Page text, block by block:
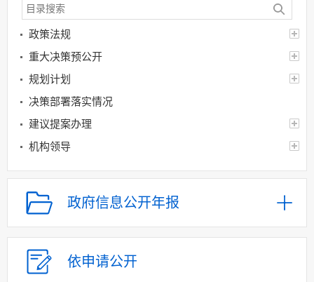
政策法规
重大决策预公开
规划计划
决策部署落实情况
建议提案办理
机构领导
机构设置
人事信息
财政资金
应急管理
乡村振兴（精准脱贫）
政府信息公开年报
依申请公开